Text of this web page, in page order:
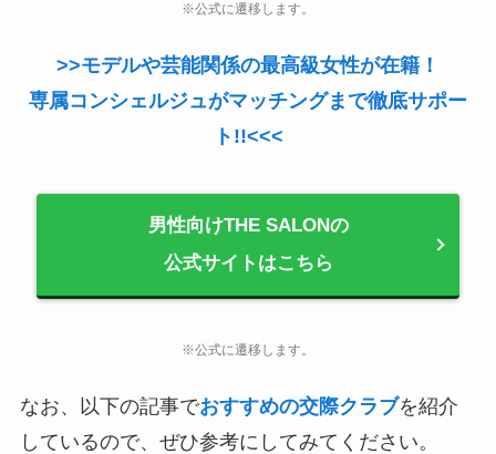
※公式に遷移します。
>>モデルや芸能関係の最高級女性が在籍！
専属コンシェルジュがマッチングまで徹底サポー
ト!!<<<
男性向けTHE SALONの
公式サイトはこちら
※公式に遷移します。
なお、以下の記事でおすすめの交際クラブを紹介
しているので、ぜひ参考にしてみてください。